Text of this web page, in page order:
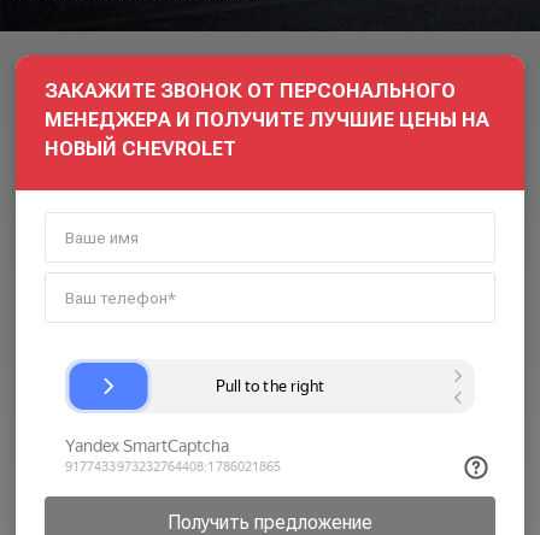
ЗАКАЖИТЕ ЗВОНОК ОТ ПЕРСОНАЛЬНОГО
МЕНЕДЖЕРА И ПОЛУЧИТЕ ЛУЧШИЕ ЦЕНЫ НА
НОВЫЙ CHEVROLET
Получить предложение